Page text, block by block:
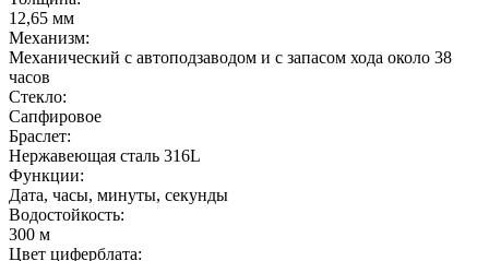
12,65 мм
Механизм:
Механический с автоподзаводом и с запасом хода около 38
часов
Стекло:
Сапфировое
Браслет:
Нержавеющая сталь 316L
Функции:
Дата, часы, минуты, секунды
Водостойкость:
300 м
Цвет циферблата: